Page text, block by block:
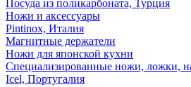
Посуда из поликарбоната, Турция
Ножи и аксессуары
Pintinox, Италия
Магнитные держатели
Ножи для японской кухни
Специализированные ножи, ложки,
Icel, Португалия